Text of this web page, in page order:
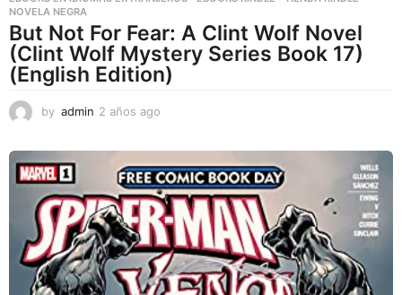
NOVELA NEGRA
But Not For Fear: A Clint Wolf Novel
(Clint Wolf Mystery Series Book 17)
(English Edition)
by admin 2 años ago
o
s
a
g
o